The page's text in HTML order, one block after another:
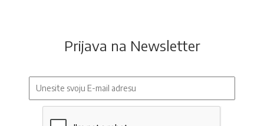
Prijava na Newsletter